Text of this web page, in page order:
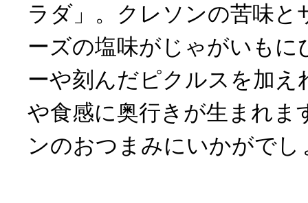
ラダ」。クレソンの苦味と
ーズの塩味がじゃがいもに
ーや刻んだピクルスを加え
や食感に奥行きが生まれま
ンのおつまみにいかがでし